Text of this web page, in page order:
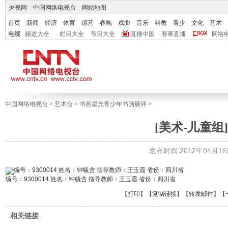
央视网 中国网络电视台 网站地图
首页 新闻 经济 体育 综艺 春晚 戏曲 音乐 科教 青少 文化
艺术
电视
频道大全 栏目大全 节目大全 直播中国 赛事直播 网络
中国网络电视台 > 艺术台 > 书画星光青少年书画展评 >
[美术-儿童组
发布时间:2012年04月
编号：9300014 姓名：钟毓含 指导教师：王玉霞 省份：四川省
【打印 】【复制链接】【转发邮件】
相关链接